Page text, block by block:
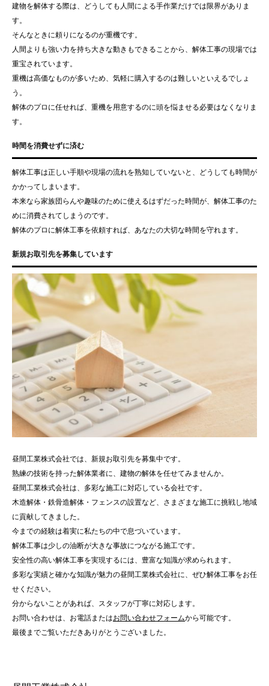
建物を解体する際は、どうしても人間による手作業だけでは限界がありま
す。
そんなときに頼りになるのが重機です。
人間よりも強い力を持ち大きな動きもできることから、解体工事の現場では
重宝されています。
重機は高価なものが多いため、気軽に購入するのは難しいといえるでしょ
う。
解体のプロに任せれば、重機を用意するのに頭を悩ませる必要はなくなりま
す。
時間を消費せずに済む
解体工事は正しい手順や現場の流れを熟知していないと、どうしても時間が
かかってしまいます。
本来なら家族団らんや趣味のために使えるはずだった時間が、解体工事のた
めに消費されてしまうのです。
解体のプロに解体工事を依頼すれば、あなたの大切な時間を守れます。
新規お取引先を募集しています
昼間工業株式会社では、新規お取引先を募集中です。
熟練の技術を持った解体業者に、建物の解体を任せてみませんか。
昼間工業株式会社は、多彩な施工に対応している会社です。
木造解体・鉄骨造解体・フェンスの設置など、さまざまな施工に挑戦し地域
に貢献してきました。
今までの経験は着実に私たちの中で息づいています。
解体工事は少しの油断が大きな事故につながる施工です。
安全性の高い解体工事を実現するには、豊富な知識が求められます。
多彩な実績と確かな知識が魅力の昼間工業株式会社に、ぜひ解体工事をお任
せください。
分からないことがあれば、スタッフが丁寧に対応します。
お問い合わせは、お電話またはお問い合わせフォームから可能です。
最後までご覧いただきありがとうございました。